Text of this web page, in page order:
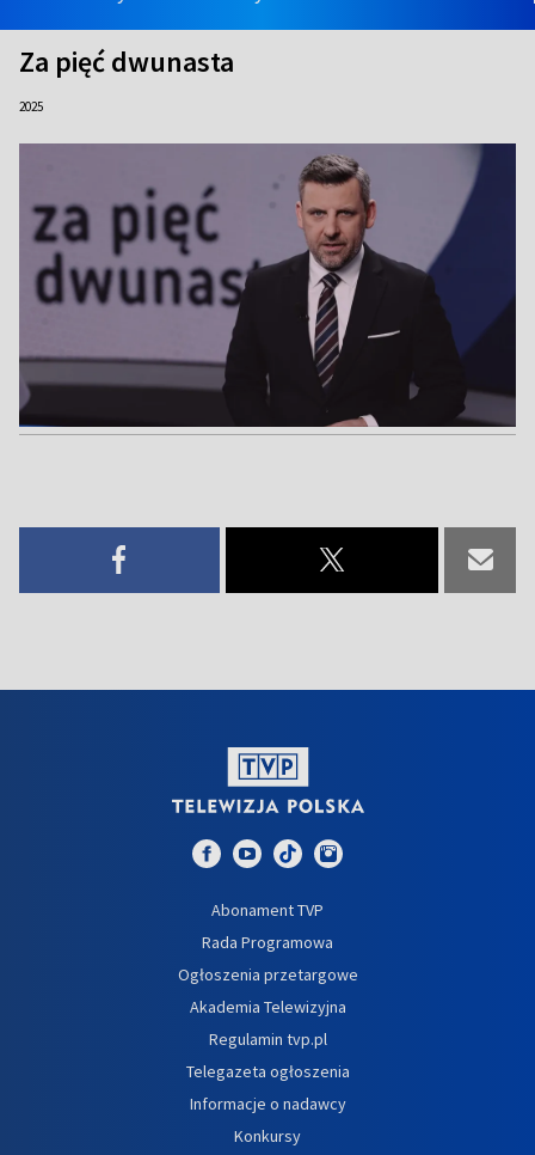
Za pięć dwunasta
2025
Abonament TVP
Rada Programowa
Ogłoszenia przetargowe
Akademia Telewizyjna
Regulamin tvp.pl
Telegazeta ogłoszenia
Informacje o nadawcy
Konkursy